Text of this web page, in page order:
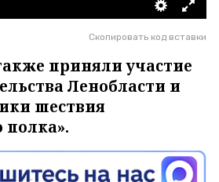
Скопировать код вставки
приняли участие
Ленобласти и
шествия
полка».